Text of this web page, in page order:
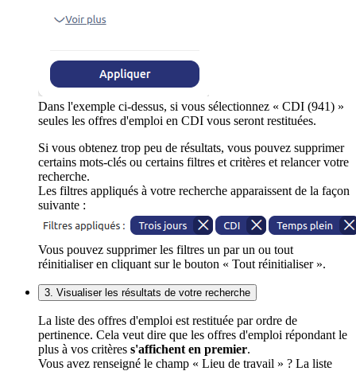
Dans l'exemple ci-dessus, si vous sélectionnez « CDI (941) »
seules les offres d'emploi en CDI vous seront restituées.
Si vous obtenez trop peu de résultats, vous pouvez supprimer
certains mots-clés ou certains filtres et critères et relancer votre
recherche.
Les filtres appliqués à votre recherche apparaissent de la façon
suivante :
Vous pouvez supprimer les filtres un par un ou tout
réinitialiser en cliquant sur le bouton « Tout réinitialiser ».
3. Visualiser les résultats de votre recherche
La liste des offres d'emploi est restituée par ordre de
pertinence. Cela veut dire que les offres d'emploi répondant le
plus à vos critères s'affichent en premier.
Vous avez renseigné le champ « Lieu de travail » ? La liste